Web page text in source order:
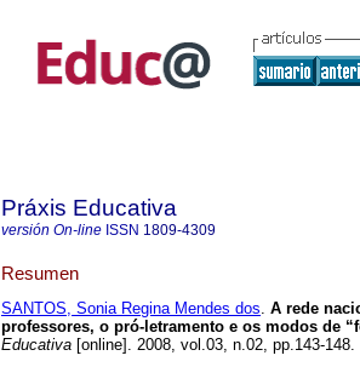
Práxis Educativa
versión On-line ISSN 1809-4309
Resumen
SANTOS, Sonia Regina Mendes dos. A rede
professores, o pró-letramento e os modos de
Educativa [online]. 2008, vol.03, n.02, pp.143-148.